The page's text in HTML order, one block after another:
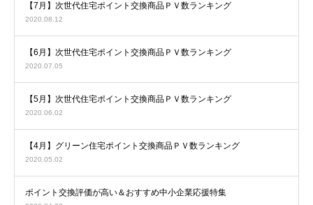
【7月】次世代住宅ポイント交換商品ＰＶ数ランキング
2020.08.12
【6月】次世代住宅ポイント交換商品ＰＶ数ランキング
2020.07.05
【5月】次世代住宅ポイント交換商品ＰＶ数ランキング
2020.06.02
【4月】グリーン住宅ポイント交換商品ＰＶ数ランキング
2020.05.02
ポイント交換評価が高い＆おすすめ中小企業応援特集